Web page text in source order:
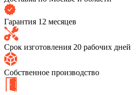
Гарантия 12 месяцев
Срок изготовления 20 рабочих дней
Собственное производство